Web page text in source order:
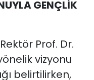
GENÇLİK
Prof. Dr.
vizyonu
belirtilirken,